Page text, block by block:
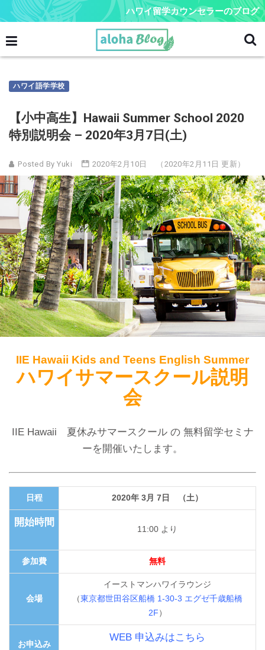
ハワイ留学カウンセラーのブログ
ハワイ語学学校
【小中高生】Hawaii Summer School 2020
特別説明会 – 2020年3月7日(土)
Posted By Yuki 2020年2月10日 （2020年2月11日 更新）
IIE Hawaii Kids and Teens English Summer
ハワイサマースクール説明
会
IIE Hawaii 夏休みサマースクール の 無料留学セミナ
ーを開催いたします。
日程 2020年 3月 7日 （土）
開始時間
11:00 より
参加費 無料
会場
イーストマンハワイラウンジ
（東京都世田谷区船橋 1-30-3 エグゼ千歳船橋
2F ）
お申込み
WEB 申込みはこちら